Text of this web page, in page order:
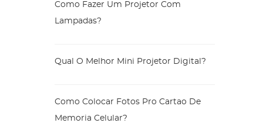
Como Fazer Um Projetor Com
Lampadas?
Qual O Melhor Mini Projetor Digital?
Como Colocar Fotos Pro Cartao De
Memoria Celular?